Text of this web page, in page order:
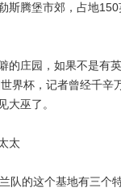
斯腾堡市郊，占地
庄园，如果不是有英
界杯，记者曾经千辛
大巫了。
太
的这个基地有三个特